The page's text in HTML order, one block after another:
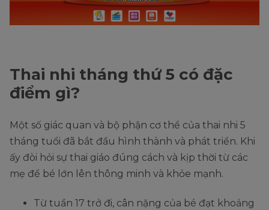
Thai nhi tháng thứ 5 có đặc
điểm gì?
Một số giác quan và bộ phận cơ thể của thai nhi 5
tháng tuổi đã bắt đầu hình thành và phát triển. Khi
ấy đòi hỏi sự thai giáo đúng cách và kịp thời từ các
mẹ để bé lớn lên thông minh và khỏe mạnh.
Từ tuần 17 trở đi, cân nặng của bé đạt khoảng